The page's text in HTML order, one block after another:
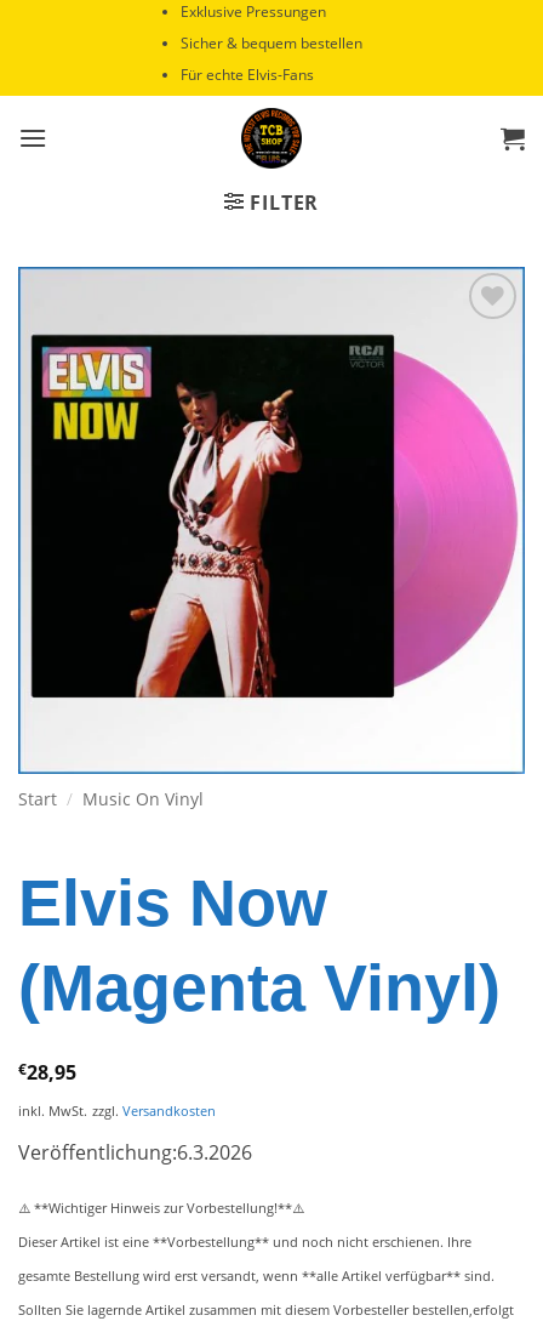
Exklusive Pressungen
Sicher & bequem bestellen
Für echte Elvis-Fans
FILTER
Wunschliste
hinzufügen
Start / Music On Vinyl
Elvis Now
(Magenta Vinyl)
€28,95
inkl. MwSt. zzgl. Versandkosten
Veröffentlichung:6.3.2026
⚠️ **Wichtiger Hinweis zur Vorbestellung!**⚠️
Dieser Artikel ist eine **Vorbestellung** und noch nicht erschienen. Ihre
gesamte Bestellung wird erst versandt, wenn **alle Artikel verfügbar** sind.
Sollten Sie lagernde Artikel zusammen mit diesem Vorbesteller bestellen,erfolgt